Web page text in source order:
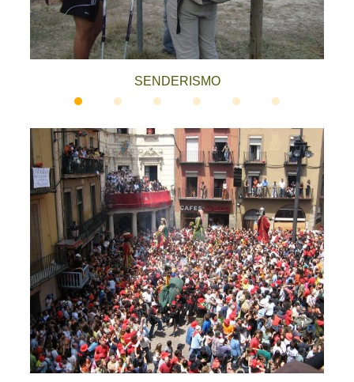
SENDERISMO